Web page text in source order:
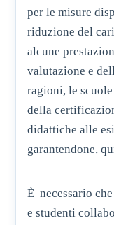
per le misure
riduzione del
alcune
valutazione e
ragioni, le
della
didattiche alle
garantendone,
È necessario
e studenti